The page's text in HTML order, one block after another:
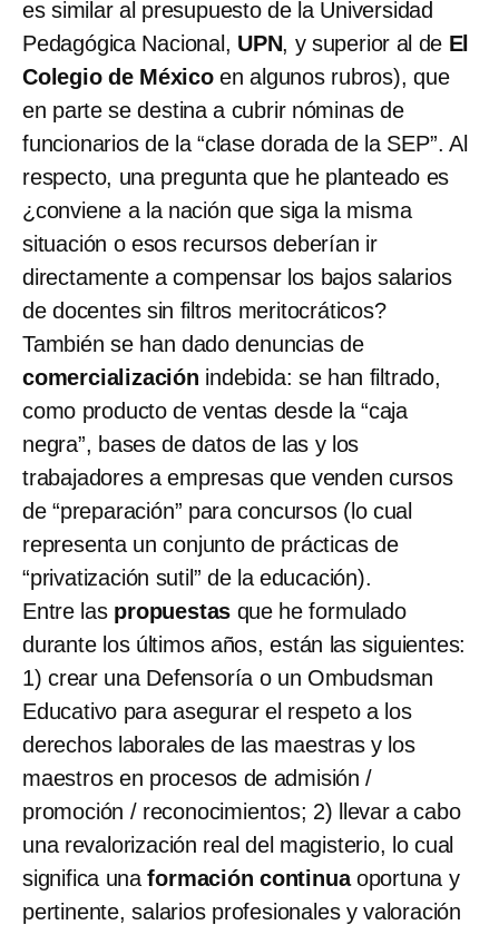
es similar al presupuesto de la Universidad
Pedagógica Nacional, UPN, y superior al de El
Colegio de Méxicoen algunos rubros), que
en parte se destina a cubrir nóminas de
funcionarios de la “clase dorada de la SEP”. Al
respecto, una pregunta que he planteado es
¿conviene a la nación que siga la misma
situación o esos recursos deberían ir
directamente a compensar los bajos salarios
de docentes sin filtros meritocráticos?
También se han dado denuncias de
comercialización indebida: se han filtrado,
como producto de ventas desde la “caja
negra”, bases de datos de las y los
trabajadores a empresas que venden cursos
de “preparación” para concursos (lo cual
representa un conjunto de prácticas de
“privatización sutil” de la educación).
Entre las propuestas que he formulado
durante los últimos años, están las siguientes:
1) crear una Defensoría o un Ombudsman
Educativo para asegurar el respeto a los
derechos laborales de las maestras y los
maestros en procesos de admisión /
promoción / reconocimientos; 2) llevar a cabo
una revalorización real del magisterio, lo cual
significa unaformación continuaoportuna y
pertinente, salarios profesionales y valoración